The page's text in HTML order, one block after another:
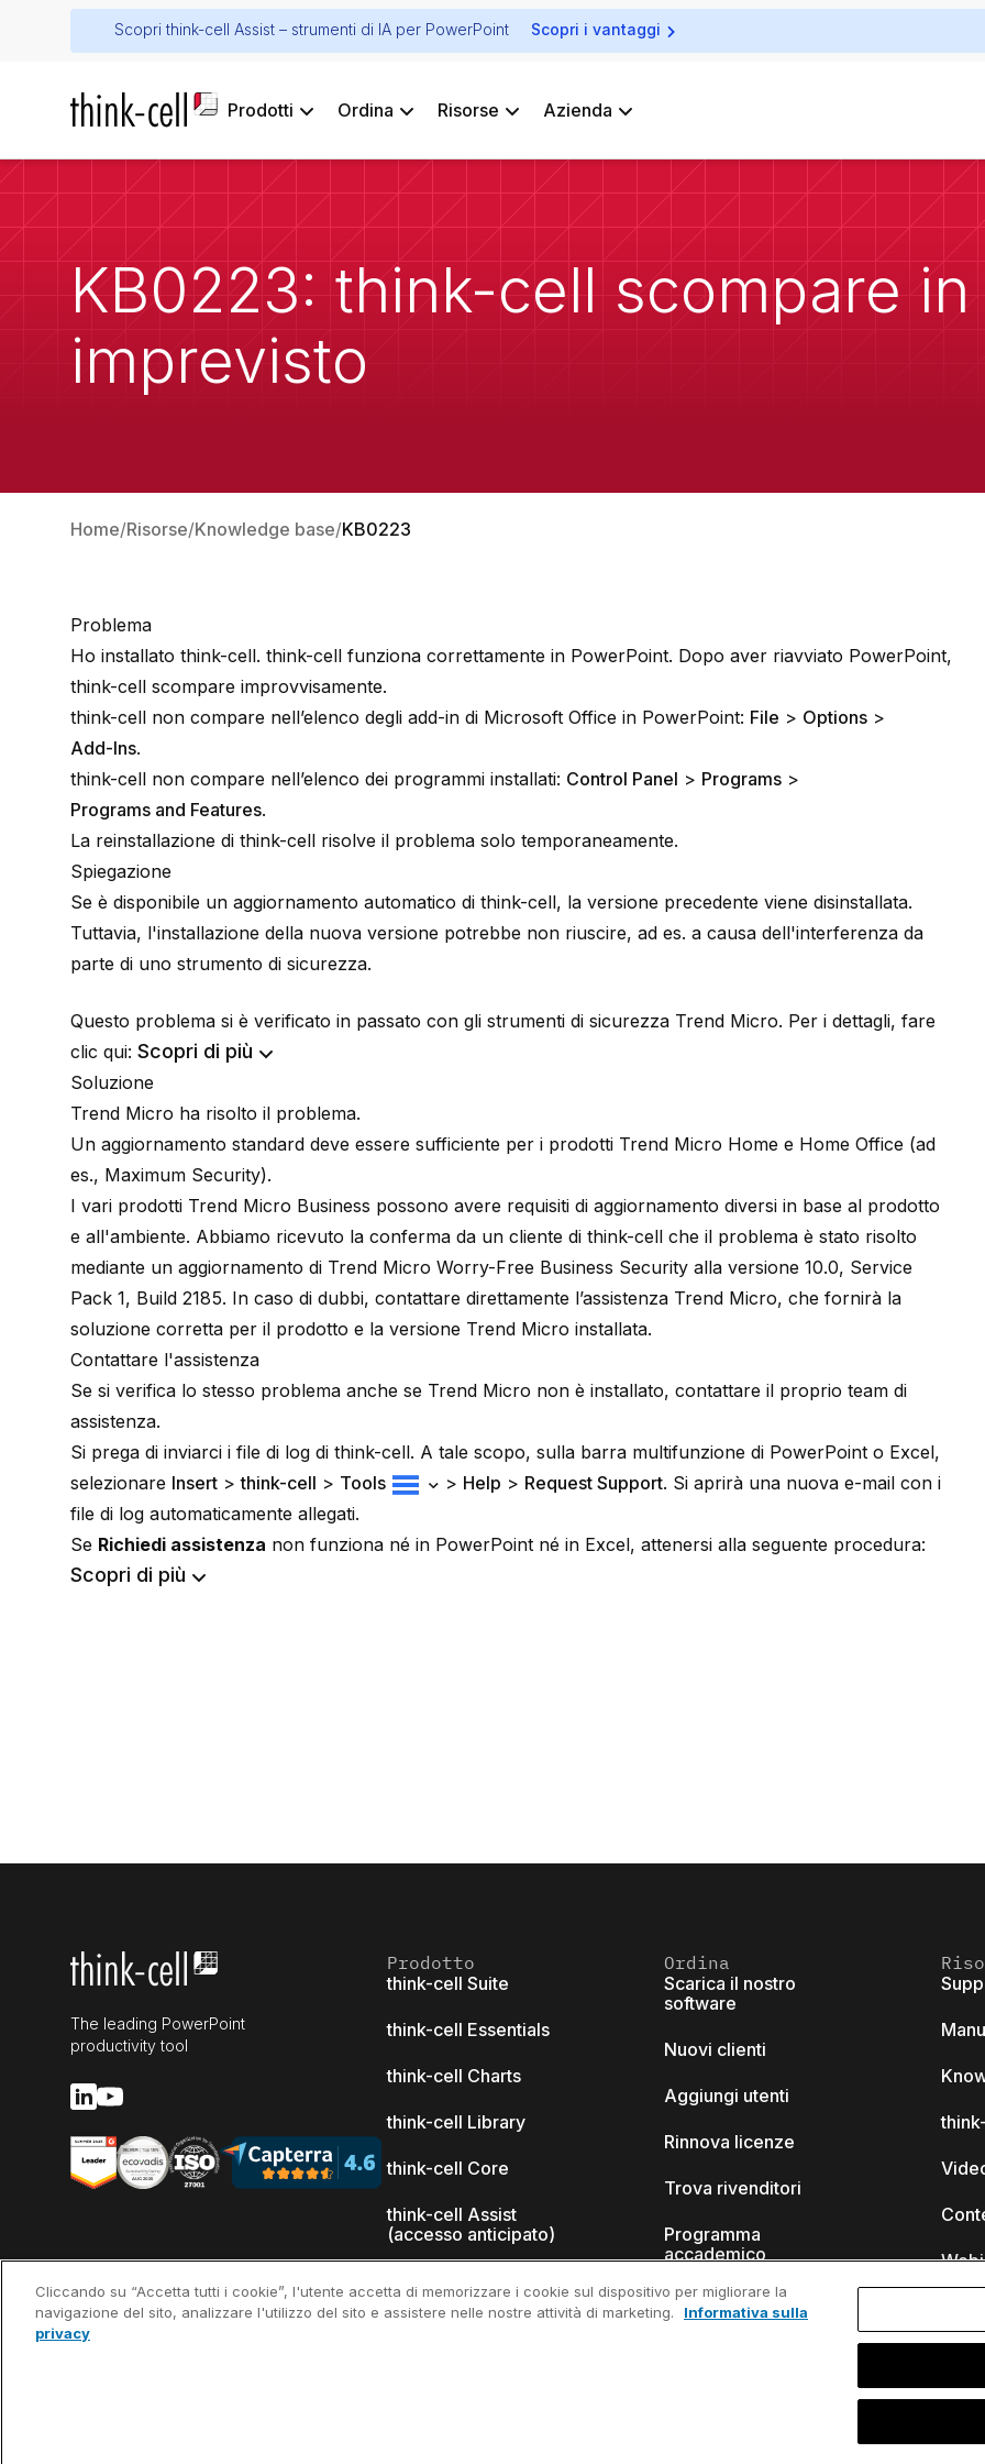
Scopri think-cell Assist – strumenti di IA per PowerPoint Scopri i vantaggi
Prodotti Ordina Risorse Azienda
KB0223: think-cell scompare
imprevisto
Home Risorse Knowledge base KB0223
Problema
Ho installato think-cell. think-cell funziona correttamente in PowerPoint. Dopo aver riavviato PowerPoint,
think-cell scompare improvvisamente.
think-cell non compare nell’elenco degli add-in di Microsoft Office in PowerPoint: File > Options >
Add-Ins.
think-cell non compare nell’elenco dei programmi installati: Control Panel > Programs >
Programs and Features.
La reinstallazione di think-cell risolve il problema solo temporaneamente.
Spiegazione
Se è disponibile un aggiornamento automatico di think-cell, la versione precedente viene disinstallata.
Tuttavia, l'installazione della nuova versione potrebbe non riuscire, ad es. a causa dell'interferenza da
parte di uno strumento di sicurezza.
Questo problema si è verificato in passato con gli strumenti di sicurezza Trend Micro. Per i dettagli, fare
clic qui: Scopri di più
Soluzione
Trend Micro ha risolto il problema.
Un aggiornamento standard deve essere sufficiente per i prodotti Trend Micro Home e Home Office (ad
es., Maximum Security).
I vari prodotti Trend Micro Business possono avere requisiti di aggiornamento diversi in base al prodotto
e all'ambiente. Abbiamo ricevuto la conferma da un cliente di think-cell che il problema è stato risolto
mediante un aggiornamento di Trend Micro Worry-Free Business Security alla versione 10.0, Service
Pack 1, Build 2185. In caso di dubbi, contattare direttamente l’assistenza Trend Micro, che fornirà la
soluzione corretta per il prodotto e la versione Trend Micro installata.
Contattare l'assistenza
Se si verifica lo stesso problema anche se Trend Micro non è installato, contattare il proprio team di
assistenza.
Si prega di inviarci i file di log di think-cell. A tale scopo, sulla barra multifunzione di PowerPoint o Excel,
selezionare Insert >think-cell > Tools > Help > Request Support. Si aprirà una nuova e-mail con i
file di log automaticamente allegati.
Se Richiedi assistenza non funziona né in PowerPoint né in Excel, attenersi alla seguente procedura:
Scopri di più
The leading PowerPoint
productivity tool
Prodotto
think-cell Suite
think-cell Essentials
think-cell Charts
think-cell Library
think-cell Core
think-cell Assist
(accesso anticipato)
Ordina
Scarica il nostro
software
Nuovi clienti
Aggiungi utenti
Rinnova licenze
Trova rivenditori
Programma
accademico
Programma per
startup
Cliccando su “Accetta tutti i cookie”, l'utente accetta di memorizzare i cookie sul dispositivo per migliorare la
navigazione del sito, analizzare l'utilizzo del sito e assistere nelle nostre attività di marketing.
Informativa sulla
privacy